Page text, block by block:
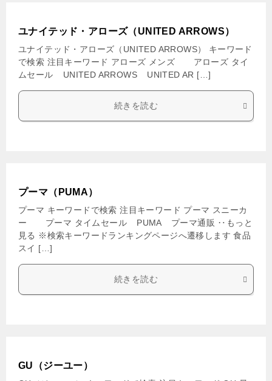
ユナイテッド・アローズ（UNITED ARROWS）
ユナイテッド・アローズ（UNITED ARROWS） キーワード
で検索 注目キーワード アローズ メンズ アローズ タイ
ムセール UNITED ARROWS UNITED AR […]
続きを読む
プーマ（PUMA）
プーマ キーワードで検索 注目キーワード プーマ スニーカ
ー プーマ タイムセール PUMA プーマ通販 ‥もっと
見る ※検索キーワードランキングページへ遷移します 食品
スイ […]
続きを読む
GU（ジーユー）